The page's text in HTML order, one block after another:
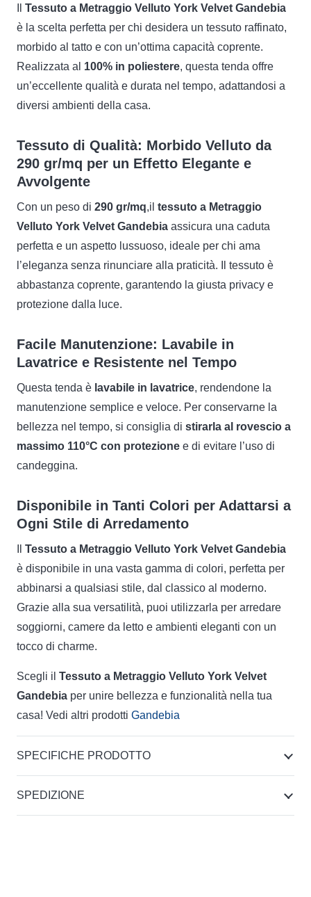
Velvet
Gandebia
quantità
Vendita
Tessuto
a
Metraggio
Velluto
York
Velvet
Gandebia:
Eleganza
e
Funzionalità
per
la
Tua
Casa
Tessuto a Metraggio Velluto York Velvet Gandebia
è la scelta perfetta per chi desidera un tessuto raffinato,
morbido al tatto e con un’ottima capacità coprente.
Realizzata al 100% in poliestere, questa tenda offre
un’eccellente qualità e durata nel tempo, adattandosi a
diversi ambienti della casa.
Tessuto di Qualità: Morbido Velluto da
290 gr/mq per un Effetto Elegante e
Avvolgente
Con un peso di 290 gr/mq,il tessuto a Metraggio
Velluto York Velvet Gandebia assicura una caduta
perfetta e un aspetto lussuoso, ideale per chi ama
l’eleganza senza rinunciare alla praticità. Il tessuto è
abbastanza coprente, garantendo la giusta privacy e
protezione dalla luce.
Facile Manutenzione: Lavabile in
Lavatrice e Resistente nel Tempo
Questa tenda è lavabile in lavatrice, rendendone la
manutenzione semplice e veloce. Per conservarne la
bellezza nel tempo, si consiglia di stirarla al rovescio a
massimo 110°C con protezione e di evitare l’uso di
candeggina.
Disponibile in Tanti Colori per Adattarsi a
Ogni Stile di Arredamento
Tessuto a Metraggio Velluto York Velvet Gandebia
è disponibile in una vasta gamma di colori, perfetta per
abbinarsi a qualsiasi stile, dal classico al moderno.
Grazie alla sua versatilità, puoi utilizzarla per arredare
soggiorni, camere da letto e ambienti eleganti con un
tocco di charme.
Scegli il Tessuto a Metraggio Velluto York Velvet
Gandebia per unire bellezza e funzionalità nella tua
casa! Vedi altri prodotti Gandebia
SPECIFICHE PRODOTTO
SPEDIZIONE